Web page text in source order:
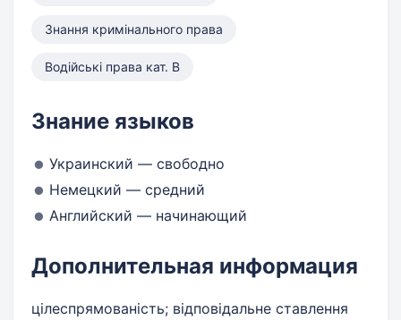
Знання кримінального права
Водійські права кат. B
Знание языков
Украинский — свободно
Немецкий — средний
Английский — начинающий
Дополнительная информация
цілеспрямованість; відповідальне ставлення